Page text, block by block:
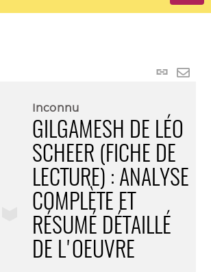
Lien
Inconnu
GILGAMESH DE LÉO
SCHEER (FICHE DE
LECTURE) : ANALYSE
COMPLÈTE ET
RÉSUMÉ DÉTAILLÉ
DE L'OEUVRE